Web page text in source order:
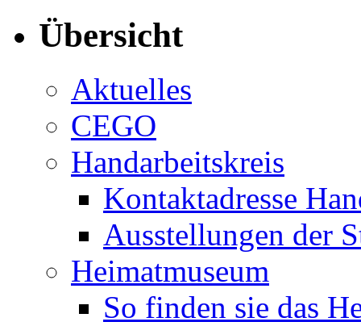
Übersicht
Aktuelles
CEGO
Handarbeitskreis
Kontaktadresse
Ausstellungen der
Heimatmuseum
So finden sie das